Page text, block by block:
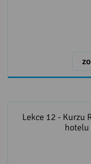
byl
Lekce 12 - Kurzu
hotelu